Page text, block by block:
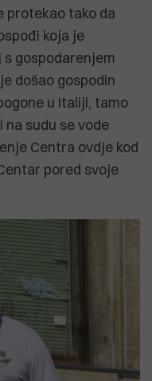
protekao tako da
koja je
gospodarenjem
došao gospodin
u Italiji, tamo
sudu se vode
Centra ovdje kod
pored svoje